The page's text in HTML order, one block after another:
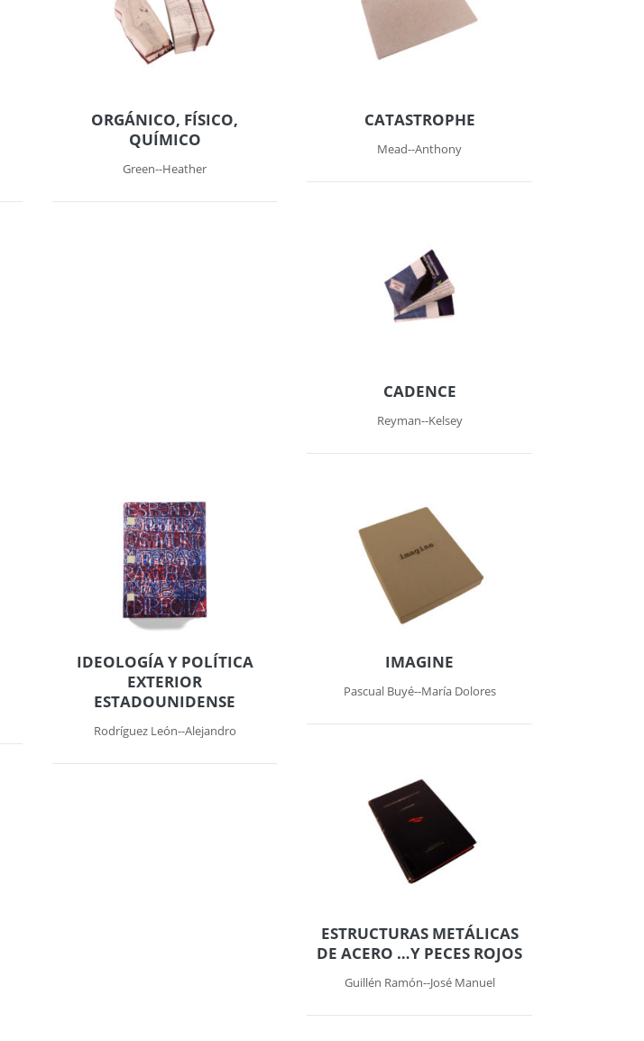
ORGÁNICO, FÍSICO,
QUÍMICO
Green--Heather
CATASTROPHE
Mead--Anthony
CADENCE
Reyman--Kelsey
IDEOLOGÍA Y POLÍTICA
EXTERIOR
ESTADOUNIDENSE
Rodríguez León--Alejandro
IMAGINE
Pascual Buyé--María Dolores
ESTRUCTURAS METÁLICAS
DE ACERO …Y PECES ROJOS
Guillén Ramón--José Manuel